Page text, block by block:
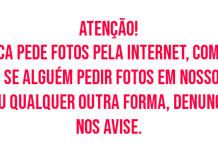
Atenção!
pede fotos pela Internet,
alguém pedir fotos em
qualquer outra forma,
nos avise.